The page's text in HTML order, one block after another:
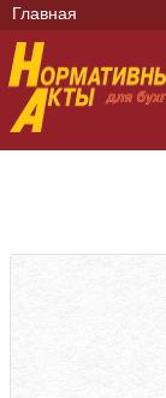
Главная